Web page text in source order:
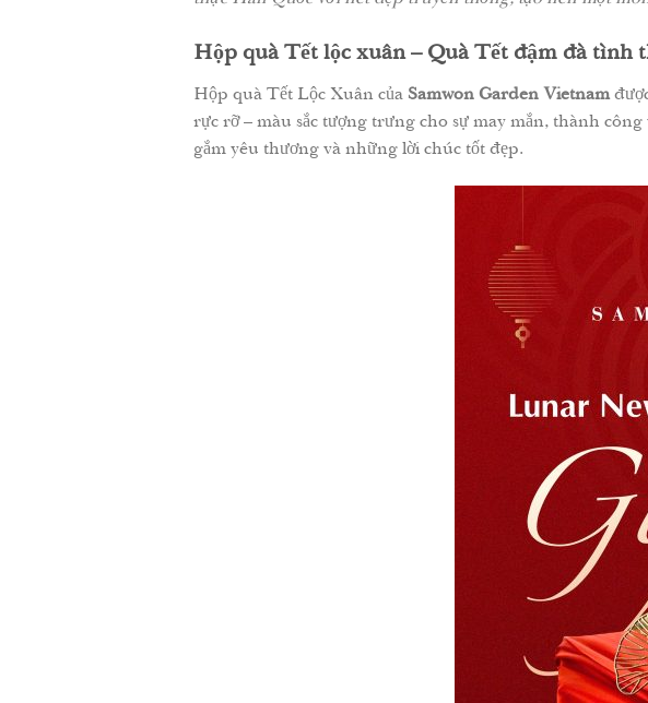
Hộp quà Tết lộc xuân – Quà Tết đậm đà tình
Hộp quà Tết Lộc Xuân của Samwon Garden Vietnam
rực rỡ – màu sắc tượng trưng cho sự may mắn, thành
gắm yêu thương và những lời chúc tốt đẹp.